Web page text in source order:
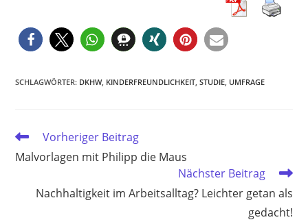
SCHLAGWÖRTER: DKHW, KINDERFREUNDLICHKEIT, STUDIE, UMFRAGE
Weitere
Artikel
ansehen
Vorheriger Beitrag
Malvorlagen mit Philipp die Maus
Nächster Beitrag
Nachhaltigkeit im Arbeitsalltag? Leichter getan als
gedacht!